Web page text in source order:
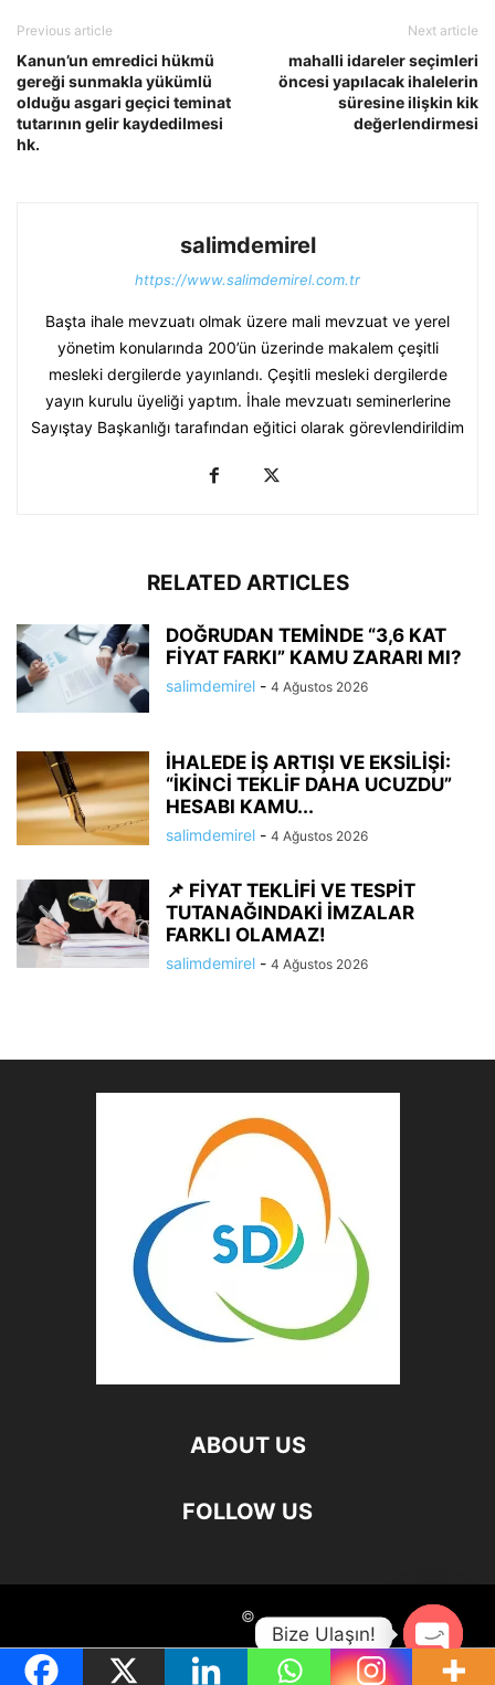
Previous article
Kanun’un emredici hükmü
gereği sunmakla yükümlü
olduğu asgari geçici teminat
tutarının gelir kaydedilmesi
hk.
Next article
mahalli idareler seçimleri
öncesi yapılacak ihalelerin
süresine ilişkin kik
değerlendirmesi
salimdemirel
https://www.salimdemirel.com.tr
Başta ihale mevzuatı olmak üzere mali mevzuat ve yerel
yönetim konularında 200’ün üzerinde makalem çeşitli
mesleki dergilerde yayınlandı. Çeşitli mesleki dergilerde
yayın kurulu üyeliği yaptım. İhale mevzuatı seminerlerine
Sayıştay Başkanlığı tarafından eğitici olarak görevlendirildim
RELATED ARTICLES
DOĞRUDAN TEMİNDE “3,6 KAT
FİYAT FARKI” KAMU ZARARI MI?
salimdemirel - 4 Ağustos 2026
İHALEDE İŞ ARTIŞI VE EKSİLİŞİ:
“İKİNCİ TEKLİF DAHA UCUZDU”
HESABI KAMU...
salimdemirel - 4 Ağustos 2026
📌 FİYAT TEKLİFİ VE TESPİT
TUTANAĞINDAKİ İMZALAR
FARKLI OLAMAZ!
salimdemirel - 4 Ağustos 2026
ABOUT US
FOLLOW US
©
Bize Ulaşın!
Open